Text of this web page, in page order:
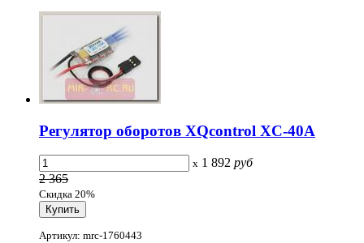
Регулятор оборотов XQcontrol XC-40A
x 1 892 руб
2 365
Скидка 20%
Артикул: mrc-1760443